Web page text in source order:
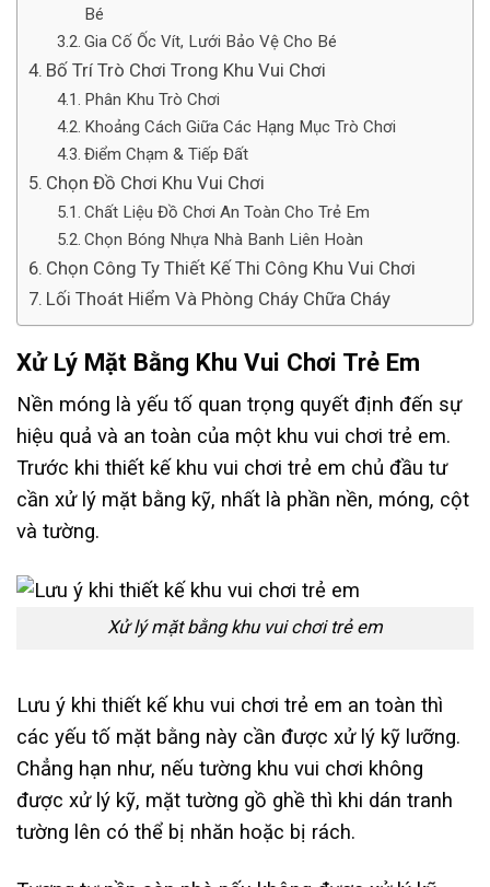
Bé
Gia Cố Ốc Vít, Lưới Bảo Vệ Cho Bé
Bố Trí Trò Chơi Trong Khu Vui Chơi
Phân Khu Trò Chơi
Khoảng Cách Giữa Các Hạng Mục Trò Chơi
Điểm Chạm & Tiếp Đất
Chọn Đồ Chơi Khu Vui Chơi
Chất Liệu Đồ Chơi An Toàn Cho Trẻ Em
Chọn Bóng Nhựa Nhà Banh Liên Hoàn
Chọn Công Ty Thiết Kế Thi Công Khu Vui Chơi
Lối Thoát Hiểm Và Phòng Cháy Chữa Cháy
Xử Lý Mặt Bằng Khu Vui Chơi Trẻ Em
Nền móng là yếu tố quan trọng quyết định đến sự
hiệu quả và an toàn của một khu vui chơi trẻ em.
Trước khi thiết kế khu vui chơi trẻ em chủ đầu tư
cần xử lý mặt bằng kỹ, nhất là phần nền, móng, cột
và tường.
Xử lý mặt bằng khu vui chơi trẻ em
Lưu ý khi thiết kế khu vui chơi trẻ em an toàn thì
các yếu tố mặt bằng này cần được xử lý kỹ lưỡng.
Chẳng hạn như, nếu tường khu vui chơi không
được xử lý kỹ, mặt tường gồ ghề thì khi dán tranh
tường lên có thể bị nhăn hoặc bị rách.